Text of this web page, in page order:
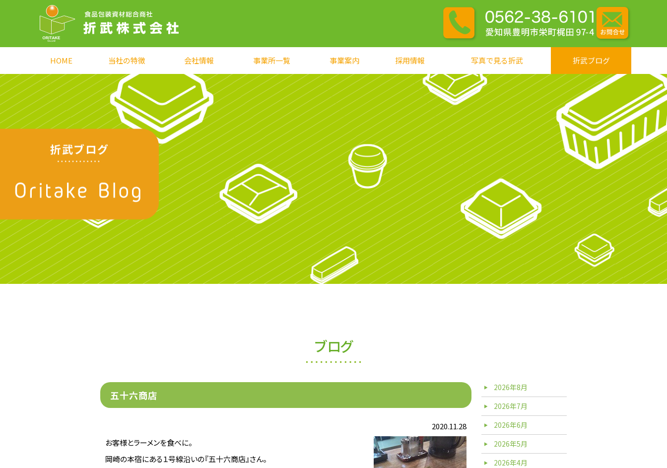
HOME 当社の特徴 会社情報 事業所一覧 事業案内 採用情報 写真で見る折武 折武ブログ
折武ブログ
ブログ
五十六商店
2020.11.28
お客様とラーメンを食べに。
岡崎の本宿にある１号線沿いの『五十六商店』さん。
2026年8月
2026年7月
2026年6月
2026年5月
2026年4月